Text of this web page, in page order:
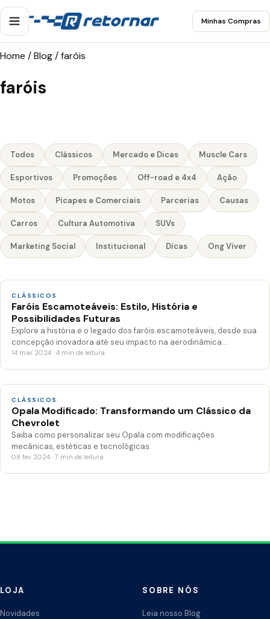
Minhas Compras
Home /Blog/faróis
faróis
Todos Clássicos Mercado e Dicas Muscle Cars
Esportivos Promoções Off-road e 4x4 Ação
Motos Picapes e Comerciais Parcerias Causas
Carros Cultura Automotiva SUVs
Marketing Social Institucional Dicas Ong Viver
CLÁSSICOS
Faróis Escamoteáveis: Estilo, História e
Possibilidades Futuras
Explore a história e o legado dos faróis escamoteáveis, desde sua
concepção inovadora até seu impacto na aerodinâmica…
14 mar 2024 · 4 min de leitura
CLÁSSICOS
Opala Modificado: Transformando um Clássico da
Chevrolet
Saiba como personalizar seu Opala com modificações
mecânicas, estéticas e tecnológicas.
08 fev 2024 · 7 min de leitura
LOJA
Novidades
SOBRE NÓS
Leia nosso Blog